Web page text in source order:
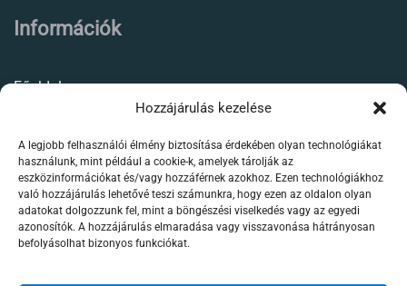
Hozzájárulás kezelése
A legjobb felhasználói élmény biztosítása érdekében olyan technológiákat
használunk, mint például a cookie-k, amelyek tárolják az
eszközinformációkat és/vagy hozzáférnek azokhoz. Ezen technológiákhoz
való hozzájárulás lehetővé teszi számunkra, hogy ezen az oldalon olyan
adatokat dolgozzunk fel, mint a böngészési viselkedés vagy az egyedi
azonosítók. A hozzájárulás elmaradása vagy visszavonása hátrányosan
befolyásolhat bizonyos funkciókat.
Információk
Főoldal
Élőállat kereskedés
Forgalmazott termékeink
Szaktanácsadás /